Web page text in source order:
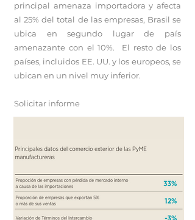
principal amenaza importadora y afecta
al 25% del total de las empresas, Brasil se
ubica en segundo lugar de país
amenazante con el 10%. El resto de los
países, incluidos EE. UU. y los europeos, se
ubican en un nivel muy inferior.
Solicitar informe